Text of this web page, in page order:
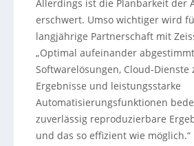
Allerdings ist die Planbarkeit der
erschwert. Umso wichtiger wird
langjährige Partnerschaft mit
„Optimal aufeinander
Softwarelösungen, Cloud-Dienste
Ergebnisse und leistungsstarke
Automatisierungsfunktionen
zuverlässig reproduzierbare
und das so effizient wie möglich.“